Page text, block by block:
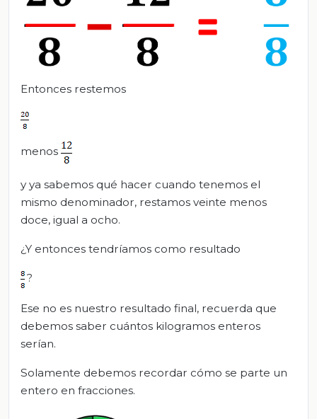
Entonces restemos
menos
y ya sabemos qué hacer cuando tenemos el
mismo denominador, restamos veinte menos
doce, igual a ocho.
¿Y entonces tendríamos como resultado
?
Ese no es nuestro resultado final, recuerda que
debemos saber cuántos kilogramos enteros
serían.
Solamente debemos recordar cómo se parte un
entero en fracciones.